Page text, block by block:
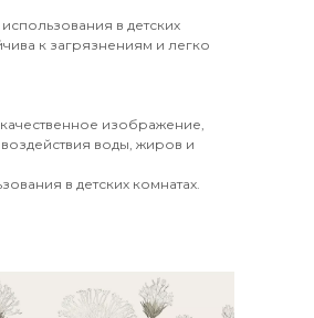
в детских
к загрязнениям и легко
изображение,
воды, жиров и
в детских комнатах.